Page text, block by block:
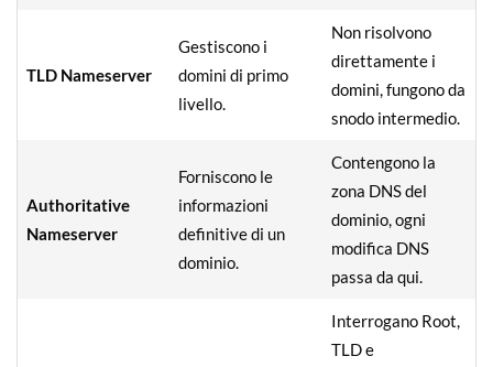
TLD Nameserver
Gestiscono i
domini di primo
livello.
Non risolvono
direttamente i
domini, fungono da
snodo intermedio.
Authoritative
Nameserver
Forniscono le
informazioni
definitive di un
dominio.
Contengono la
zona DNS del
dominio, ogni
modifica DNS
passa da qui.
Interrogano Root,
TLD e